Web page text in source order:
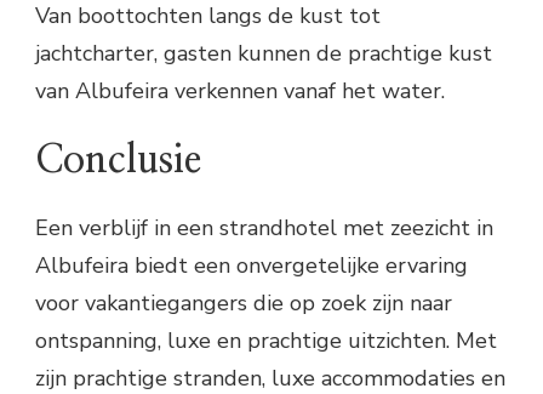
Van boottochten langs de kust tot
jachtcharter, gasten kunnen de prachtige kust
van Albufeira verkennen vanaf het water.
Conclusie
Een verblijf in een strandhotel met zeezicht in
Albufeira biedt een onvergetelijke ervaring
voor vakantiegangers die op zoek zijn naar
ontspanning, luxe en prachtige uitzichten. Met
zijn prachtige stranden, luxe accommodaties en